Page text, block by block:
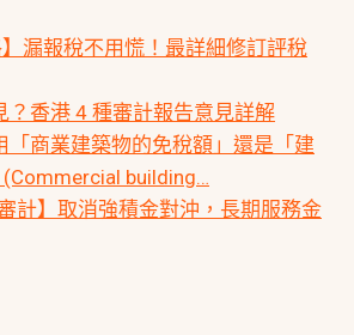
】漏報稅不用慌！最詳細修訂評稅
？香港 4 種審計報告意見詳解
「商業建築物的免稅額」還是「建
building…
計】取消強積金對沖，長期服務金